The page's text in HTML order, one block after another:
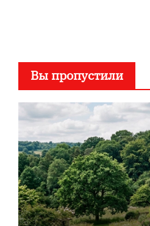
Вы пропустили